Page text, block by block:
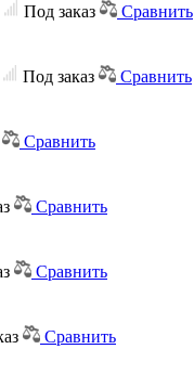
Под заказ Сравнить
Под заказ Сравнить
Сравнить
Сравнить
Сравнить
Сравнить